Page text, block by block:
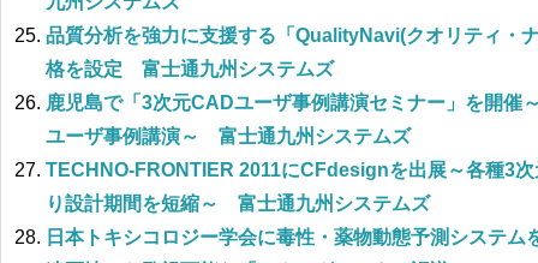
品質分析を強力に支援する「QualityNavi(クオリティ・
格を設定 富士通九州システムズ
鹿児島で「3次元CADユーザ事例講演セミナー」を開催
ユーザ事例講演～ 富士通九州システムズ
TECHNO-FRONTIER 2011にCFdesignを出展～各種3
り設計期間を短縮～ 富士通九州システムズ
日本トキシコロジー学会に毒性・薬物動態予測システ